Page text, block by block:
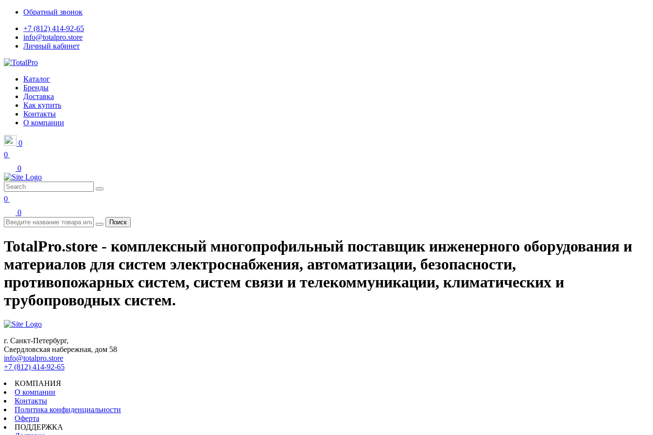
Обратный звонок
+7 (812) 414-92-65
info@totalpro.store
Личный кабинет
Каталог
Бренды
Доставка
Как купить
Контакты
О компании
0
0
0
0
0
Поиск
TotalPro.store - комплексный многопрофильный поставщик инженерного оборудования и
материалов для систем электроснабжения, автоматизации, безопасности,
противопожарных систем, систем связи и телекоммуникации, климатических и
трубопроводных систем.
г. Санкт-Петербург,
Свердловская набережная, дом 58
info@totalpro.store
+7 (812) 414-92-65
КОМПАНИЯ
О компании
Контакты
Политика конфиденциальности
Оферта
ПОДДЕРЖКА